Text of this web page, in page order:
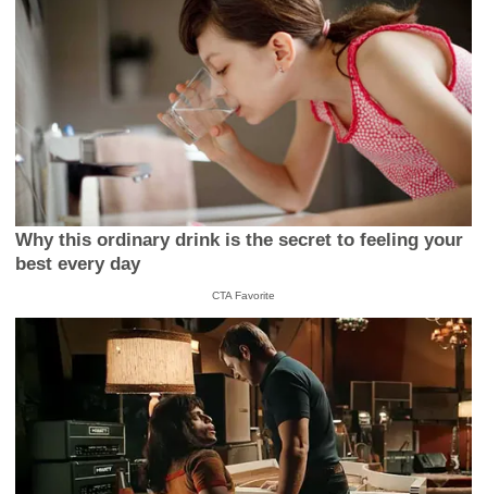
Why this ordinary drink is the secret to feeling your
best every day
CTA Favorite